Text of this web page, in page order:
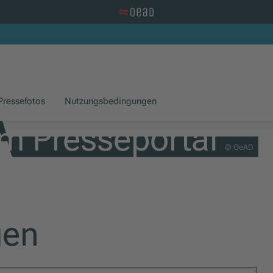
Nutzungsbedingungen
© OeAD
Presseportal